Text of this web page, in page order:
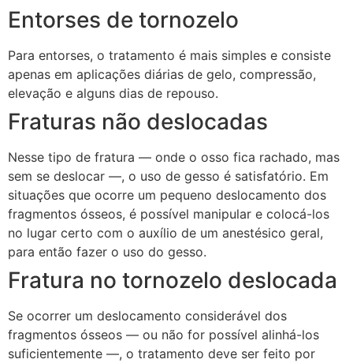
Entorses de tornozelo
Para entorses, o tratamento é mais simples e consiste
apenas em aplicações diárias de gelo, compressão,
elevação e alguns dias de repouso.
Fraturas não deslocadas
Nesse tipo de fratura — onde o osso fica rachado, mas
sem se deslocar —, o uso de gesso é satisfatório. Em
situações que ocorre um pequeno deslocamento dos
fragmentos ósseos, é possível manipular e colocá-los
no lugar certo com o auxílio de um anestésico geral,
para então fazer o uso do gesso.
Fratura no tornozelo deslocada
Se ocorrer um deslocamento considerável dos
fragmentos ósseos — ou não for possível alinhá-los
suficientemente —, o tratamento deve ser feito por